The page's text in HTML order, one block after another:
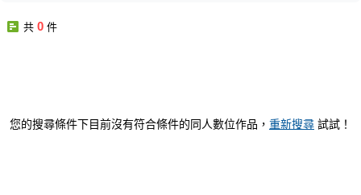
共0 件
您的搜尋條件下目前沒有符合條件的同人數位作品， 重新搜尋 試試！